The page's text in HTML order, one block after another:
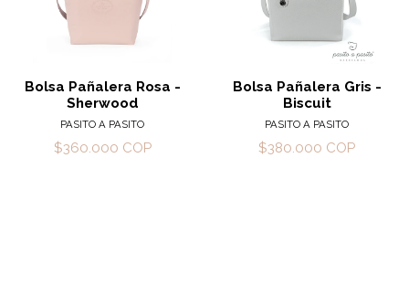
Bolsa Pañalera Rosa -
Sherwood
PASITO A PASITO
$360.000 COP
Bolsa Pañalera Gris -
Biscuit
PASITO A PASITO
$380.000 COP